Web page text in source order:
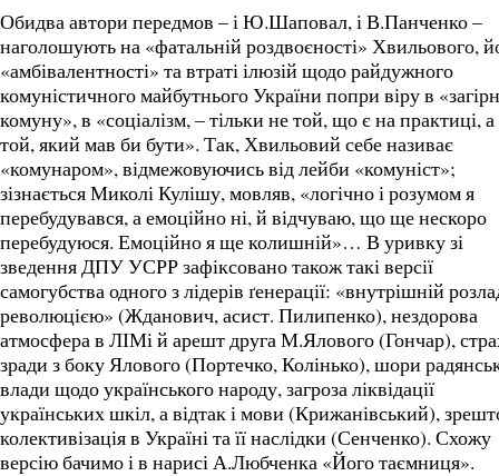
Обидва автори передмов – і Ю.Шаповал, і В.Панченко –
наголошують на «фатальній роздвоєності» Хвильового,
«амбівалентності» та втраті ілюзій щодо райдужного
комуністичного майбутнього України попри віру в
комуну», в «соціалізм, – тільки не той, що є на практиці,
той, який мав би бути». Так, Хвильовий себе називає
«комунаром», відмежовуючись від лейби «комуніст»;
зізнається Миколі Кулішу, мовляв, «логічно і розумом я
перебудувався, а емоційно ні, й відчуваю, що ще нескоро
перебудуюся. Емоційно я ще колишній»… В уривку зі
зведення ДПУ УСРР зафіксовано також такі версії
самогубства одного з лідерів ґенерації: «внутрішній
революцією» (Жданович, асист. Пилипенко), нездорова
атмосфера в ЛІМі й арешт друга М.Ялового (Гончар),
зради з боку Ялового (Портечко, Колінько), шори
влади щодо українського народу, загроза ліквідації
українських шкіл, а відтак і мови (Крижанівський),
колективізація в Україні та її наслідки (Сенченко). Схожу
версію бачимо і в нарисі А.Любченка «Його таємниця».